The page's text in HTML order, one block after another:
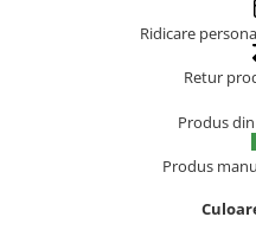
Ridicare
Retur
Produs
Produs